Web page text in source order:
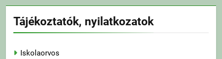
Tájékoztatók, nyilatkozatok
Iskolaorvos